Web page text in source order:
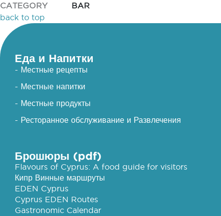
CATEGORY
BAR
back to top
Еда и Напитки
- Местные рецепты
- Местные напитки
- Местные продукты
- Ресторанное обслуживание и Развлечения
Брошюры (pdf)
Flavours of Cyprus: A food guide for visitors
Кипр Винные маршруты
EDEN Cyprus
Cyprus EDEN Routes
Gastronomic Calendar